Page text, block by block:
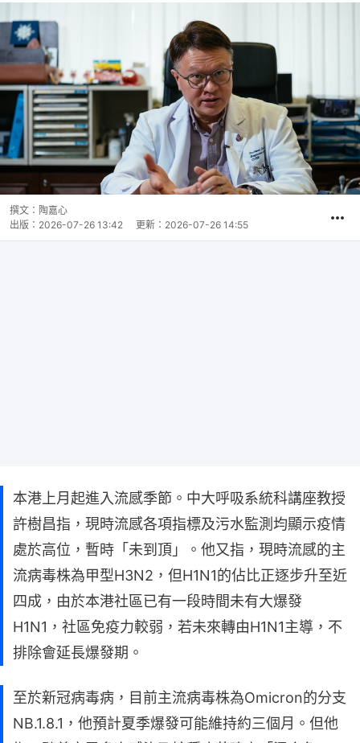
撰文： 陶嘉心
出版： 2026-07-26 13:42 更新： 2026-07-26 14:55
本港上月起進入流感季節。中大呼吸系統科講座教授
許樹昌指，現時流感各項指標及污水監測均顯示疫情
處於高位，暫時「未到頂」。他又指，現時流感的主
流病毒株為甲型H3N2，但H1N1的佔比正逐步升至近
四成，由於本港社區已有一段時間未有大爆發
H1N1，社區免疫力較弱，若未來轉由H1N1主導，不
排除會延長爆發期。
至於新冠病毒病，目前主流病毒株為Omicron的分支
NB.1.8.1，他預計夏季爆發可能維持約三個月。但他